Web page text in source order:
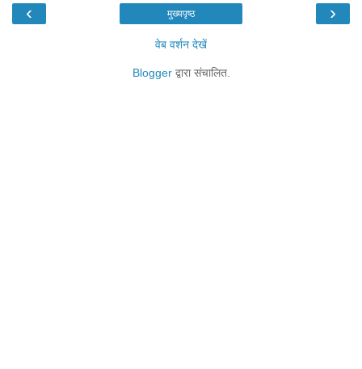
‹ ›
मुख्यपृष्ठ
वेब वर्शन देखें
Bloggerद्वारा संचालित.